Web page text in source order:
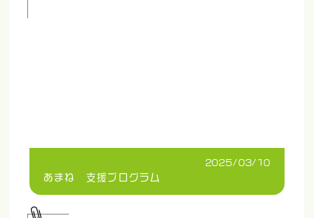
2025/03/10
あまね 支援プログラム